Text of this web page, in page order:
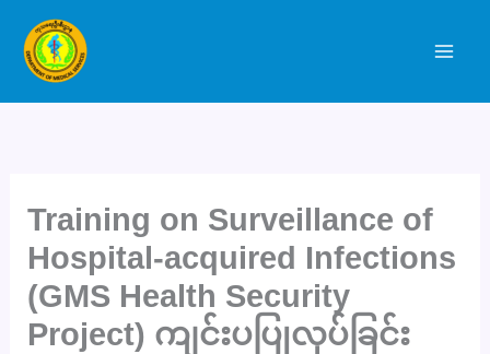
content
Training on Surveillance of
Hospital-acquired Infections
(GMS Health Security
Project) ကျင်းပပြုလုပ်ခြင်း